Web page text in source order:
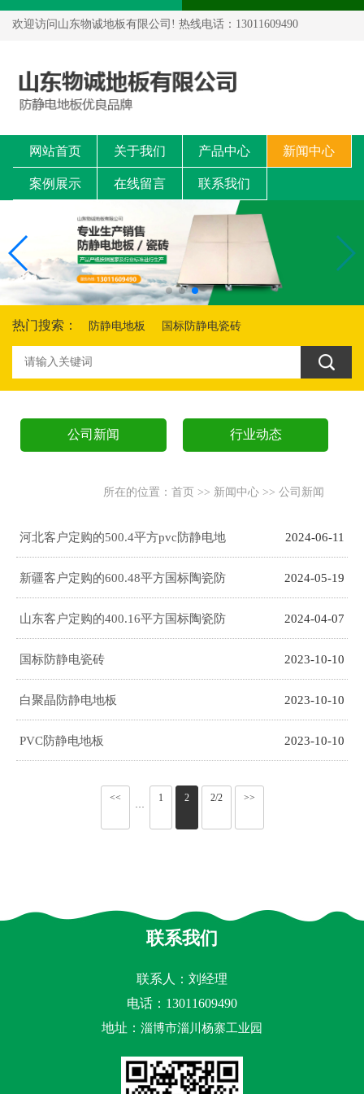
欢迎访问山东物诚地板有限公司! 热线电话：13011609490
网站首页 关于我们 产品中心 新闻中心
案例展示 在线留言 联系我们
热门搜索： 防静电地板 国标防静电瓷砖
公司新闻 行业动态
所在的位置： 首页 >> 新闻中心>> 公司新闻
河北客户定购的500.4平方pvc防静电地
板发货了
2024-06-11
新疆客户定购的600.48平方国标陶瓷防
静电地板发货了
2024-05-19
山东客户定购的400.16平方国标陶瓷防
静电地板发货了
2024-04-07
国标防静电瓷砖 2023-10-10
白聚晶防静电地板 2023-10-10
PVC防静电地板 2023-10-10
<<
···
1 2 2/2 >>
联系我们
联系人：刘经理
电话：13011609490
地址： 淄博市淄川杨寨工业园